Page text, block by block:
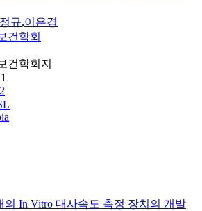
규,이은경
건학회
건학회지
2
의 In Vitro 대사속도 측정 장치의 개발